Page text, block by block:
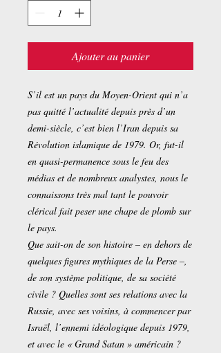
Ajouter au panier
S’il est un pays du Moyen-Orient qui n’a
pas quitté l’actualité depuis près d’un
demi-siècle, c’est bien l’Iran depuis sa
Révolution islamique de 1979. Or, fut-il
en quasi-permanence sous le feu des
médias et de nombreux analystes, nous le
connaissons très mal tant le pouvoir
clérical fait peser une chape de plomb sur
le pays.
Que sait-on de son histoire – en dehors de
quelques figures mythiques de la Perse –,
de son système politique, de sa société
civile ? Quelles sont ses relations avec la
Russie, avec ses voisins, à commencer par
Israël, l’ennemi idéologique depuis 1979,
et avec le « Grand Satan » américain ?